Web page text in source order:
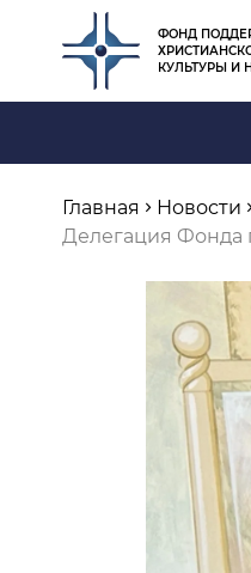
ФОНД
КУЛЬТУРЫ И
Главная
Новости
Делегация Фонда